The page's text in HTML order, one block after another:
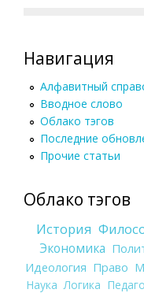
Навигация
Алфавитный
Вводное слово
Облако тэгов
Последние
Прочие статьи
Облако тэгов
История
Экономика
Идеология Право
Наука Логика